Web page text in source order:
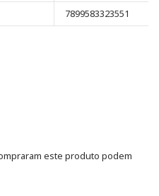
7899583323551
este produto podem